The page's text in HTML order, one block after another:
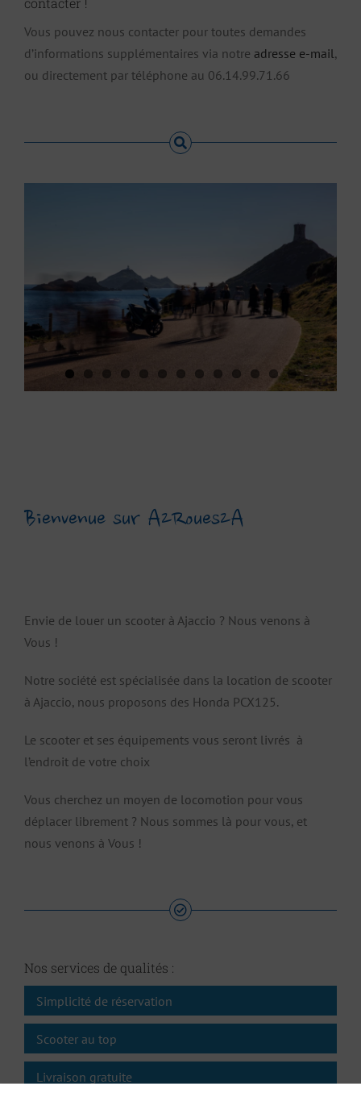
Vous pouvez nous contacter pour toutes demandes
d’informations supplémentaires via notre adresse e-mail,
ou directement par téléphone au 06.14.99.71.66
Bienvenue sur A2Roues2A
Envie de louer un scooter à Ajaccio ? Nous venons à
Vous !
Notre société est spécialisée dans la location de scooter
à Ajaccio, nous proposons des Honda PCX125.
Le scooter et ses équipements vous seront livrés à
l’endroit de votre choix
Vous cherchez un moyen de locomotion pour vous
déplacer librement ? Nous sommes là pour vous, et
nous venons à Vous !
Nos services de qualités :
Simplicité de réservation
Scooter au top
Livraison gratuite